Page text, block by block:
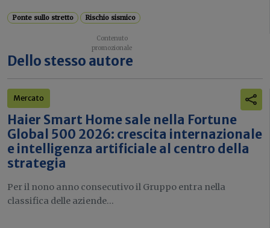
Ponte sullo stretto Rischio sismico
Dello stesso autore
Mercato
Haier Smart Home sale nella Fortune
Global 500 2026: crescita internazionale
e intelligenza artificiale al centro della
strategia
Per il nono anno consecutivo il Gruppo entra nella
classifica delle aziende...